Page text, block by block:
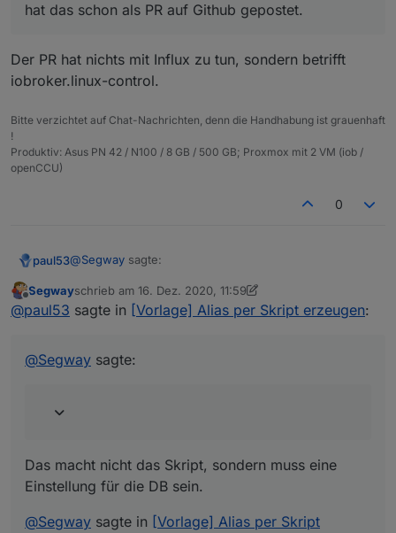
hat das schon als PR auf Github gepostet.
Der PR hat nichts mit Influx zu tun, sondern betrifft
iobroker.linux-control.
Bitte verzichtet auf Chat-Nachrichten, denn die Handhabung ist grauenhaft
!
Produktiv: Asus PN 42 / N100 / 8 GB / 500 GB; Proxmox mit 2 VM (iob /
openCCU)
0
paul53@Segway sagte:
das Skript anscheinend den "storgaeType:
Einstellung für die DB sein.
Segway
Der PR hat nichts mit Influx zu tun, sondern betrifft
iobroker.linux-control.
Offline
Segwayschrieb am 16. Dez. 2020, 11:59
zuletzt editiert von Segway
@paul53 sagte in [Vorlage] Alias per Skript erzeugen:
@Segway sagte:
Das macht nicht das Skript, sondern muss eine
Einstellung für die DB sein.
@Segway sagte in [Vorlage] Alias per Skript